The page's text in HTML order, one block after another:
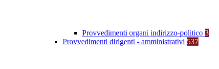
Provvedimenti organi indirizzo-politico 3
Provvedimenti dirigenti - amministrativi 537